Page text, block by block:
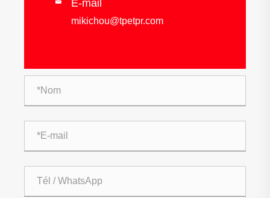
E-mail
mikichou@tpetpr.com